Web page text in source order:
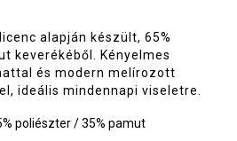
alapján készült, 65%
keverékéből. Kényelmes
és modern melírozott
ideális mindennapi viseletre.
poliészter / 35% pamut